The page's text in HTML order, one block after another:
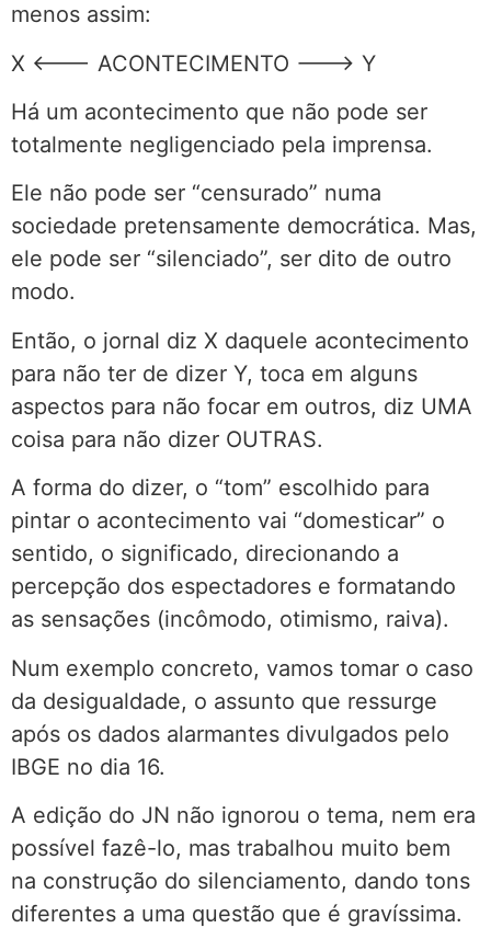
menos assim:
X <––– ACONTECIMENTO –––> Y
Há um acontecimento que não pode ser
totalmente negligenciado pela imprensa.
Ele não pode ser “censurado” numa
sociedade pretensamente democrática. Mas,
ele pode ser “silenciado”, ser dito de outro
modo.
Então, o jornal diz X daquele acontecimento
para não ter de dizer Y, toca em alguns
aspectos para não focar em outros, diz UMA
coisa para não dizer OUTRAS.
A forma do dizer, o “tom” escolhido para
pintar o acontecimento vai “domesticar” o
sentido, o significado, direcionando a
percepção dos espectadores e formatando
as sensações (incômodo, otimismo, raiva).
Num exemplo concreto, vamos tomar o caso
da desigualdade, o assunto que ressurge
após os dados alarmantes divulgados pelo
IBGE no dia 16.
A edição do JN não ignorou o tema, nem era
possível fazê-lo, mas trabalhou muito bem
na construção do silenciamento, dando tons
diferentes a uma questão que é gravíssima.